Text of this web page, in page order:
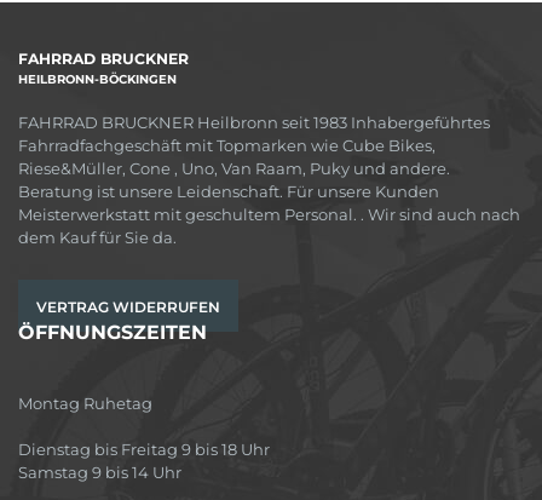
FAHRRAD BRUCKNER
HEILBRONN-BÖCKINGEN
FAHRRAD BRUCKNER Heilbronn seit 1983 Inhabergeführtes
Fahrradfachgeschäft mit Topmarken wie Cube Bikes,
Riese&Müller, Cone , Uno, Van Raam, Puky und andere.
Beratung ist unsere Leidenschaft. Für unsere Kunden
Meisterwerkstatt mit geschultem Personal. . Wir sind auch nach
dem Kauf für Sie da.
VERTRAG WIDERRUFEN
ÖFFNUNGSZEITEN
Montag Ruhetag
Dienstag bis Freitag 9 bis 18 Uhr
Samstag 9 bis 14 Uhr